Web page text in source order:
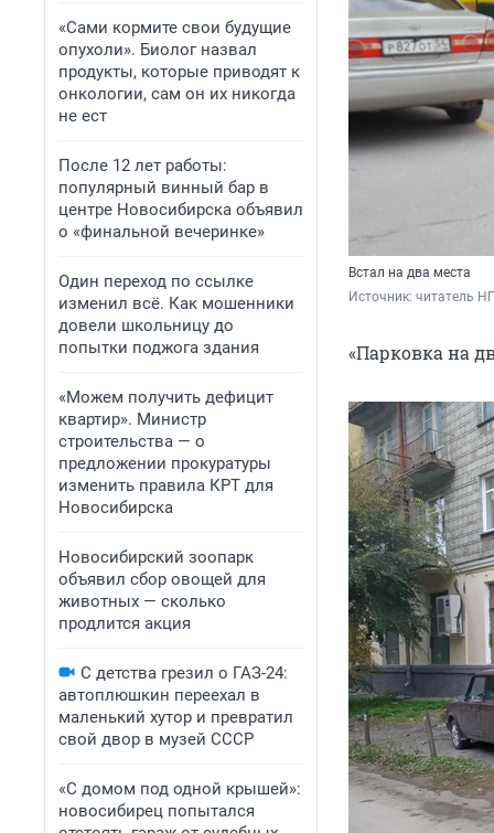
«Сами кормите свои будущие
опухоли». Биолог назвал
продукты, которые приводят к
онкологии, сам он их никогда
не ест
После 12 лет работы:
популярный винный бар в
центре Новосибирска объявил
о «финальной вечеринке»
Один переход по ссылке
изменил всё. Как мошенники
довели школьницу до
попытки поджога здания
«Можем получить дефицит
квартир». Министр
строительства — о
предложении прокуратуры
изменить правила КРТ для
Новосибирска
Новосибирский зоопарк
объявил сбор овощей для
животных — сколько
продлится акция
С детства грезил о ГАЗ-24:
автоплюшкин переехал в
маленький хутор и превратил
свой двор в музей СССР
«С домом под одной крышей»:
новосибирец попытался
Встал на два места
Источник: читатель
«Парковка на